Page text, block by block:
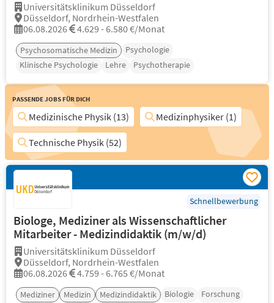
Universitätsklinikum Düsseldorf
Düsseldorf, Nordrhein-Westfalen
06.08.2026
4.629 - 6.580 €/Monat
Psychosomatische Medizin
Psychologie
Klinische Psychologie
Lehre Psychotherapie
Passende Jobs für Dich
Medizinische Physik (13)
Medizinphysiker (1)
Technische Physik (52)
Schnellbewerbung
Biologe, Mediziner als Wissenschaftlicher
Mitarbeiter - Medizindidaktik (m/w/d)
Universitätsklinikum Düsseldorf
Düsseldorf, Nordrhein-Westfalen
06.08.2026
4.759 - 6.765 €/Monat
Mediziner Medizin Medizindidaktik Biologie
Forschung